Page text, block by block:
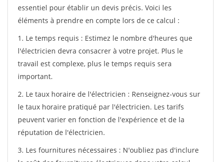
essentiel pour établir un devis précis. Voici les
éléments à prendre en compte lors de ce calcul :
1. Le temps requis : Estimez le nombre d'heures que
l'électricien devra consacrer à votre projet. Plus le
travail est complexe, plus le temps requis sera
important.
2. Le taux horaire de l'électricien : Renseignez-vous sur
le taux horaire pratiqué par l'électricien. Les tarifs
peuvent varier en fonction de l'expérience et de la
réputation de l'électricien.
3. Les fournitures nécessaires : N'oubliez pas d'inclure